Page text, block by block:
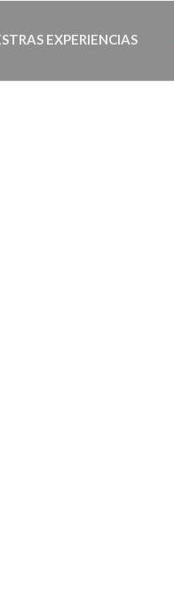
EXPERIENCIAS